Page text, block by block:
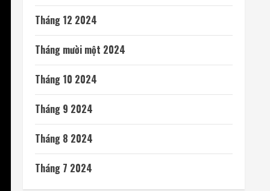
Tháng 12 2024
Tháng mười một 2024
Tháng 10 2024
Tháng 9 2024
Tháng 8 2024
Tháng 7 2024